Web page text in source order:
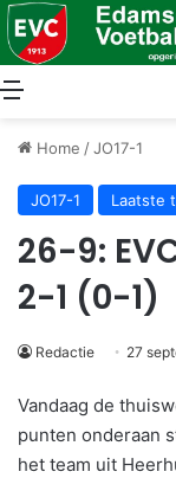
Menu
Home /JO17-1
JO17-1 Laatste
26-9:
2-1 (0-1)
Redactie 27
Vandaag de
punten onderaan
het team uit